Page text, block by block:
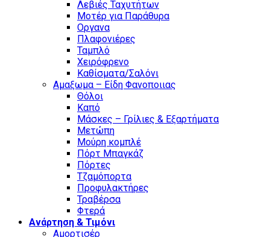
Λεβιές Ταχυτήτων
Μοτέρ για Παράθυρα
Οργανα
Πλαφονιέρες
Ταμπλό
Χειρόφρενο
Καθίσματα/Σαλόνι
Αμαξωμα – Είδη Φανοποιιας
Θόλοι
Καπό
Μάσκες – Γρίλιες & Εξαρτήματα
Μετώπη
Μούρη κομπλέ
Πόρτ Μπαγκάζ
Πόρτες
Τζαμόπορτα
Προφυλακτήρες
Τραβέρσα
Φτερά
Ανάρτηση & Τιμόνι
Αμορτισέρ